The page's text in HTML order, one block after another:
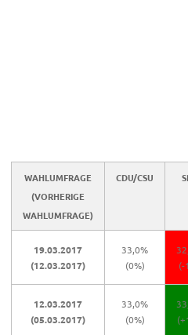
WAHLUMFRAGE
(VORHERIGE
WAHLUMFRAGE)
CDU/CSU
19.03.2017
(12.03.2017)
33,0%
(0%)
(-
12.03.2017
(05.03.2017)
33,0%
(0%)